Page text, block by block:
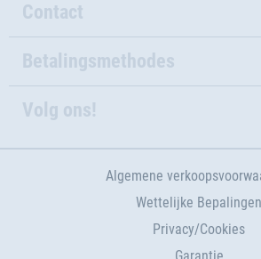
Contact
Betalingsmethodes
Volg ons!
Algemene
Wettelijke Bepalingen
Privacy/Cookies